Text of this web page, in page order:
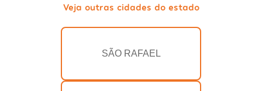
Veja outras cidades do estado
SÃO RAFAEL